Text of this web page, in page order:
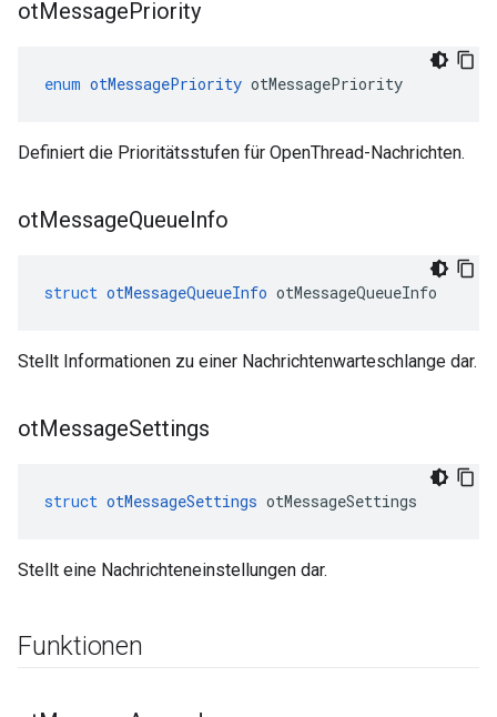
otMessagePriority
enum otMessagePriority otMessagePriority
Definiert die Prioritätsstufen für OpenThread-Nachrichten.
otMessageQueueInfo
struct otMessageQueueInfo otMessageQueueInfo
Stellt Informationen zu einer Nachrichtenwarteschlange dar.
otMessageSettings
struct otMessageSettings otMessageSettings
Stellt eine Nachrichteneinstellungen dar.
Funktionen